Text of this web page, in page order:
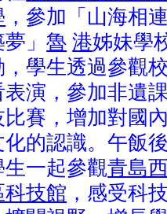
，參加「山海相
」魯港姊妹學
學生透過參觀
演，參加非遺
比賽，增加對國
的認識。午飯
一起參觀青島
技館 ，感受科